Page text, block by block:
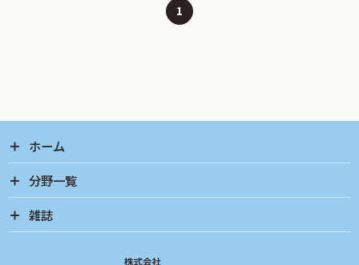
1
ホーム
分野一覧
雑誌